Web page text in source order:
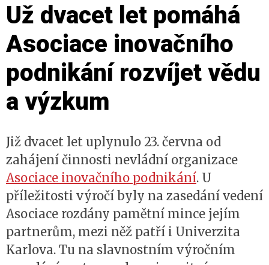
Už dvacet let pomáhá
Asociace inovačního
podnikání rozvíjet vědu
a výzkum
Již dvacet let uplynulo 23. června od
zahájení činnosti nevládní organizace
Asociace inovačního podnikání. U
příležitosti výročí byly na zasedání vedení
Asociace rozdány pamětní mince jejím
partnerům, mezi něž patří i Univerzita
Karlova. Tu na slavnostním výročním